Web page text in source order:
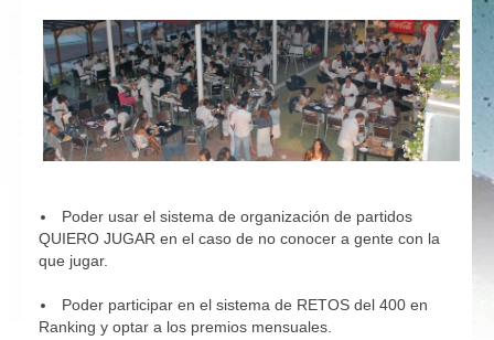
Poder usar el sistema de organización de partidos
QUIERO JUGAR en el caso de no conocer a gente con la
que jugar.
Poder participar en el sistema de RETOS del 400 en
Ranking y optar a los premios mensuales.